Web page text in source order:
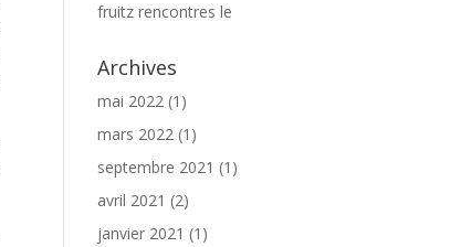
fruitz rencontres le
Archives
mai 2022 (1)
mars 2022 (1)
septembre 2021 (1)
avril 2021 (2)
janvier 2021 (1)